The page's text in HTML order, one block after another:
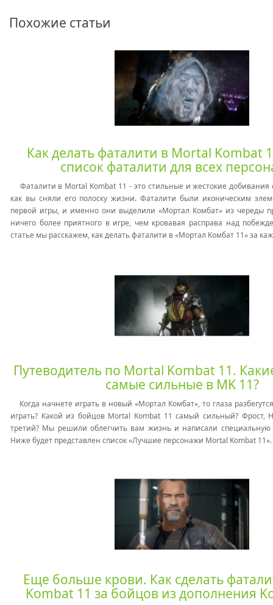
Похожие статьи
Как делать фаталити в Mortal Kombat
список фаталити для всех
Фаталити в Mortal Kombat 11 - это стильные и жестокие добивания
как вы сняли его полоску жизни. Фаталити были иконическим
первой игры, и именно они выделили «Мортал Комбат» из череды
ничего более приятного в игре, чем кровавая расправа над
статье мы расскажем, как делать фаталити в «Мортал Комбат 11» за
Путеводитель по Mortal Kombat 11.
самые сильные в MK 11?
Когда начнете играть в новый «Мортал Комбат», то глаза
играть? Какой из бойцов Mortal Kombat 11 самый сильный? Фрост,
третий? Мы решили облегчить вам жизнь и написали специальную
Ниже будет представлен список «Лучшие персонажи Mortal Kombat 11».
Еще больше крови. Как сделать
Kombat 11 за бойцов из дополнения